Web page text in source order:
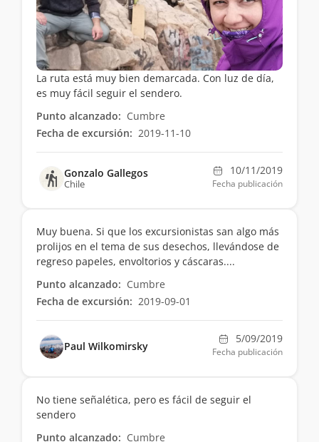
La ruta está muy bien demarcada. Con luz de día,
es muy fácil seguir el sendero.
Punto alcanzado: Cumbre
Fecha de excursión: 2019-11-10
Gonzalo Gallegos
Chile
10/11/2019
Fecha publicación
Muy buena. Si que los excursionistas san algo más
prolijos en el tema de sus desechos, llevándose de
regreso papeles, envoltorios y cáscaras....
Punto alcanzado: Cumbre
Fecha de excursión: 2019-09-01
Paul Wilkomirsky
5/09/2019
Fecha publicación
No tiene señalética, pero es fácil de seguir el
sendero
Punto alcanzado: Cumbre